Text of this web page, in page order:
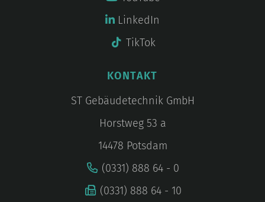
LinkedIn
TikTok
KONTAKT
ST Gebäudetechnik GmbH
Horstweg 53 a
14478 Potsdam
(0331) 888 64 - 0
(0331) 888 64 - 10